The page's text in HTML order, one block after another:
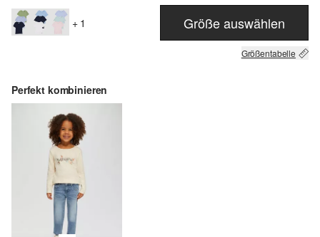
+ 1 Größe auswählen
Größentabelle
Perfekt kombinieren